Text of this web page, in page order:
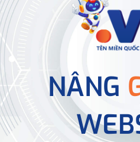
NÂNG